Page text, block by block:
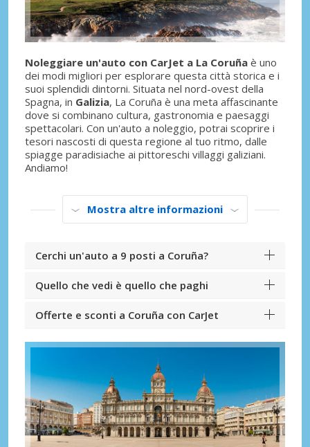
Noleggiare un'auto con CarJet a La Coruña è uno
dei modi migliori per esplorare questa città storica e i
suoi splendidi dintorni. Situata nel nord-ovest della
Spagna, in Galizia, La Coruña è una meta affascinante
dove si combinano cultura, gastronomia e paesaggi
spettacolari. Con un'auto a noleggio, potrai scoprire i
tesori nascosti di questa regione al tuo ritmo, dalle
spiagge paradisiache ai pittoreschi villaggi galiziani.
Andiamo!
Mostra altre informazioni
Cerchi un'auto a 9 posti a Coruña?
Quello che vedi è quello che paghi
Offerte e sconti a Coruña con CarJet